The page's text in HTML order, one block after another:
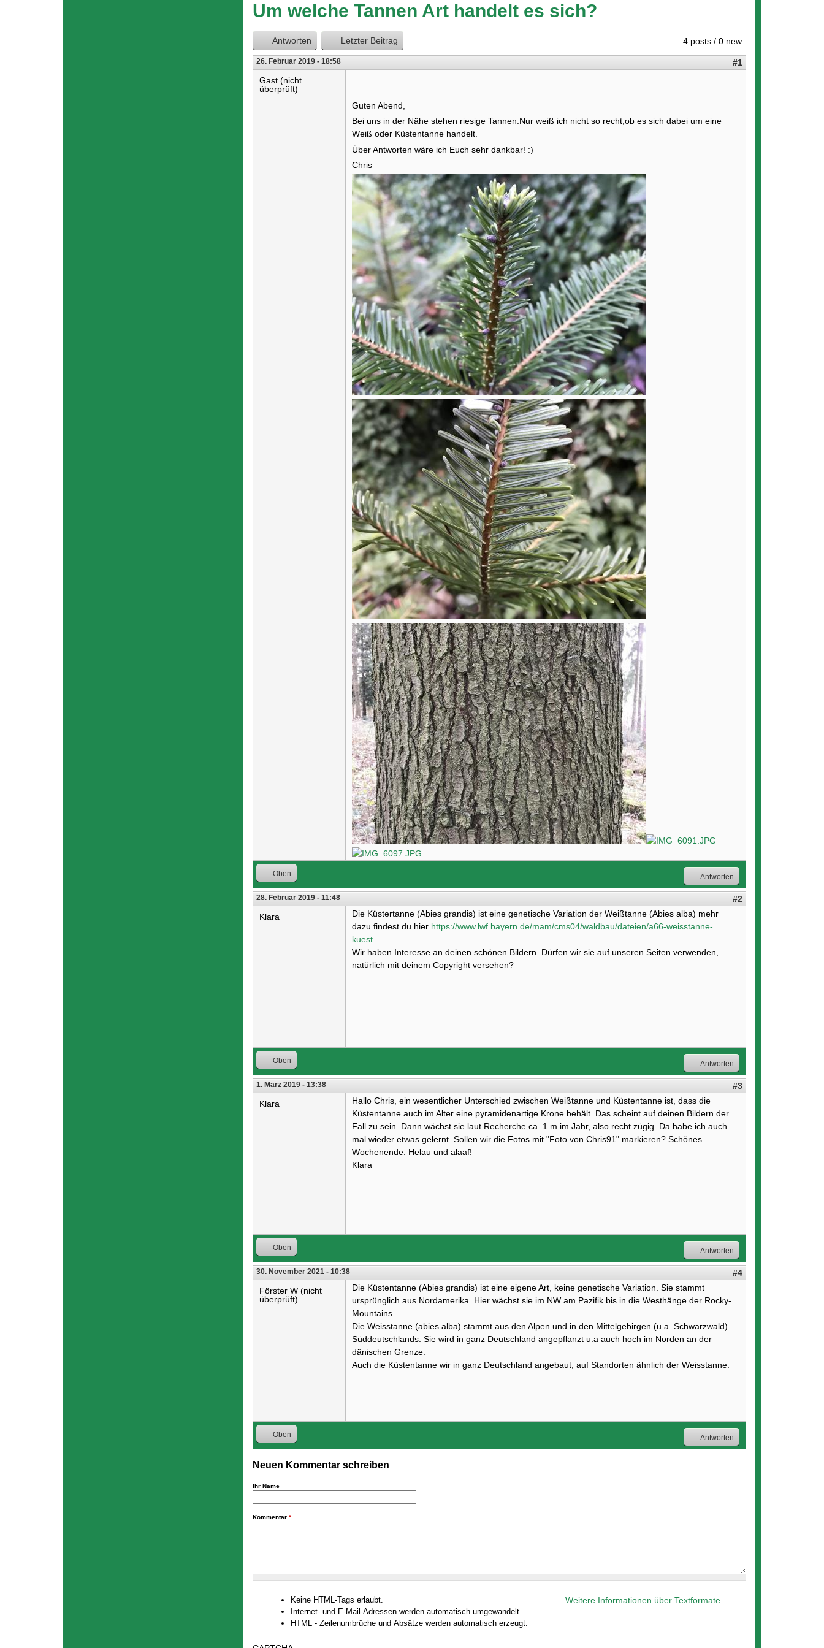
Um welche Tannen Art handelt es sich?
4 posts / 0 new
Antworten Letzter Beitrag
26. Februar 2019 - 18:58
#1
Gast (nicht
überprüft)
Guten Abend,
Bei uns in der Nähe stehen riesige Tannen.Nur weiß ich nicht so recht,ob es sich dabei um eine
Weiß oder Küstentanne handelt.
Über Antworten wäre ich Euch sehr dankbar! :)
Chris
Oben Antworten
28. Februar 2019 - 11:48
#2
Klara
Die Küstertanne (Abies grandis) ist eine genetische Variation der Weißtanne (Abies alba) mehr
dazu findest du hier https://www.lwf.bayern.de/mam/cms04/waldbau/dateien/a66-weisstanne-
kuest...
Wir haben Interesse an deinen schönen Bildern. Dürfen wir sie auf unseren Seiten verwenden,
natürlich mit deinem Copyright versehen?
Oben Antworten
1. März 2019 - 13:38
#3
Klara
Hallo Chris, ein wesentlicher Unterschied zwischen Weißtanne und Küstentanne ist, dass die
Küstentanne auch im Alter eine pyramidenartige Krone behält. Das scheint auf deinen Bildern der
Fall zu sein. Dann wächst sie laut Recherche ca. 1 m im Jahr, also recht zügig. Da habe ich auch
mal wieder etwas gelernt. Sollen wir die Fotos mit "Foto von Chris91" markieren? Schönes
Wochenende. Helau und alaaf!
Klara
Oben Antworten
30. November 2021 - 10:38
#4
Förster W (nicht
überprüft)
Die Küstentanne (Abies grandis) ist eine eigene Art, keine genetische Variation. Sie stammt
ursprünglich aus Nordamerika. Hier wächst sie im NW am Pazifik bis in die Westhänge der Rocky-
Mountains.
Die Weisstanne (abies alba) stammt aus den Alpen und in den Mittelgebirgen (u.a. Schwarzwald)
Süddeutschlands. Sie wird in ganz Deutschland angepflanzt u.a auch hoch im Norden an der
dänischen Grenze.
Auch die Küstentanne wir in ganz Deutschland angebaut, auf Standorten ähnlich der Weisstanne.
Oben Antworten
Neuen Kommentar schreiben
Ihr Name
Kommentar *
Weitere Informationen über Textformate
Keine HTML-Tags erlaubt.
Internet- und E-Mail-Adressen werden automatisch umgewandelt.
HTML - Zeilenumbrüche und Absätze werden automatisch erzeugt.